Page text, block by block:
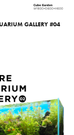
GALLERY #04